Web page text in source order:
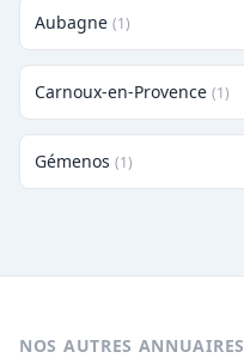
Aubagne (1)
Carnoux-en-Provence (1)
Gémenos (1)
NOS AUTRES ANNUAIRES